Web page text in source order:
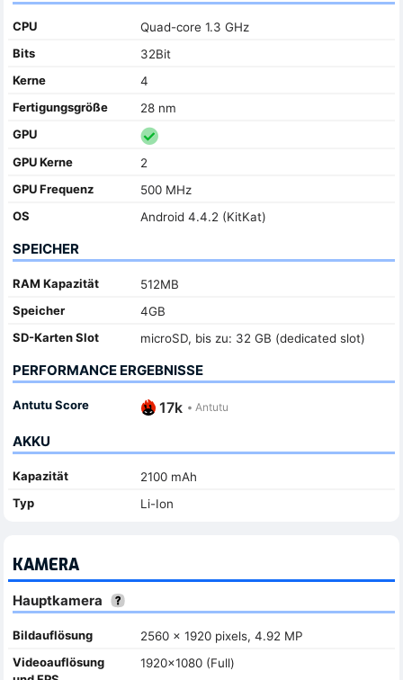
CPU
Quad-core 1.3 GHz
Bits
32Bit
Kerne
4
Fertigungsgröße
28 nm
GPU
GPU Kerne
2
GPU Frequenz
500 MHz
OS
Android 4.4.2 (KitKat)
SPEICHER
RAM Kapazität
512MB
Speicher
4GB
SD-Karten Slot
microSD, bis zu: 32 GB (dedicated slot)
PERFORMANCE ERGEBNISSE
Antutu Score 17k • Antutu
AKKU
Kapazität
2100 mAh
Typ
Li-Ion
KAMERA
Hauptkamera
Bildauflösung
2560 x 1920 pixels, 4.92 MP
Videoauflösung
1920x1080 (Full)